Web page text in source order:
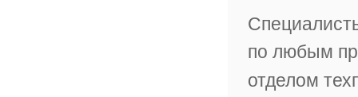
по любым
отделом